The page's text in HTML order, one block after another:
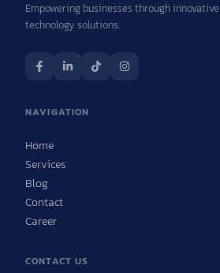
Empowering businesses through innovative
technology solutions.
NAVIGATION
Home
Services
Blog
Contact
Career
CONTACT US